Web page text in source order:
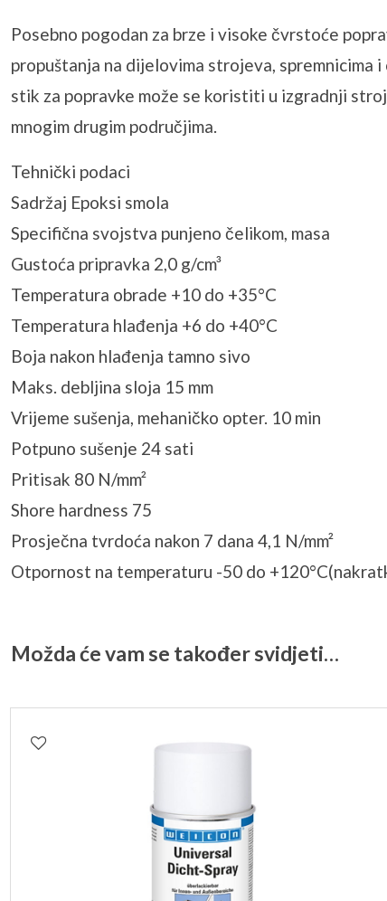
Posebno pogodan za brze i visoke čvrstoće
propuštanja na dijelovima strojeva, spremnicima
stik za popravke može se koristiti u izgradnji
mnogim drugim područjima.
Tehnički podaci
Sadržaj Epoksi smola
Specifična svojstva punjeno čelikom, masa
Gustoća pripravka 2,0 g/cm³
Temperatura obrade +10 do +35°C
Temperatura hlađenja +6 do +40°C
Boja nakon hlađenja tamno sivo
Maks. debljina sloja 15 mm
Vrijeme sušenja, mehaničko opter. 10 min
Potpuno sušenje 24 sati
Pritisak 80 N/mm²
Shore hardness 75
Prosječna tvrdoća nakon 7 dana 4,1 N/mm²
Otpornost na temperaturu -50 do
Možda će vam se također svidjeti…